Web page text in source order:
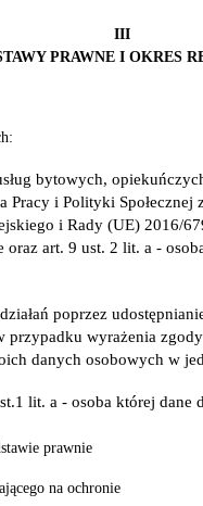
III
PRAWNE I OKRES
bytowych,
Pracy i Polityki
i Rady (UE) 2016/
art. 9 ust. 2 lit. a -
poprzez
wyrażenia
danych osobowych w
lit. a - osoba której
prawnie
na ochronie